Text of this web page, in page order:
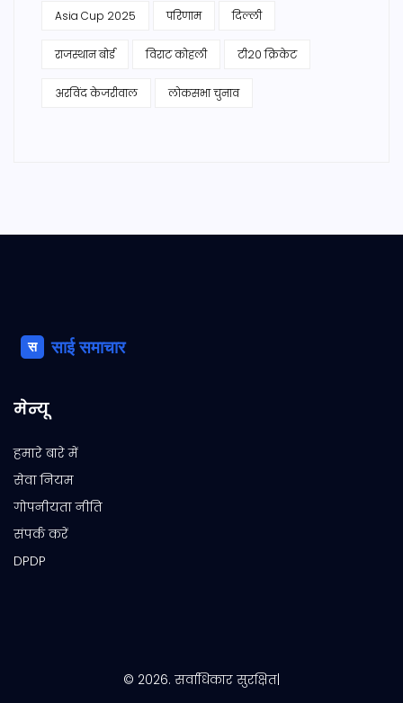
Asia Cup 2025 परिणाम दिल्ली
राजस्थान बोर्ड विराट कोहली टी20 क्रिकेट
अरविंद केजरीवाल लोकसभा चुनाव
मेन्यू
हमारे बारे में
सेवा नियम
गोपनीयता नीति
संपर्क करें
DPDP
© 2026. सर्वाधिकार सुरक्षित|